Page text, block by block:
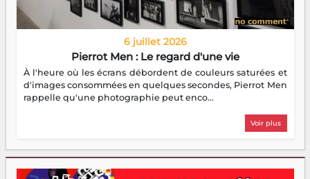
6 juillet 2026
Pierrot Men : Le regard d'une vie
À l'heure où les écrans débordent de couleurs saturées et
d'images consommées en quelques secondes, Pierrot Men
rappelle qu'une photographie peut enco...
Voir plus